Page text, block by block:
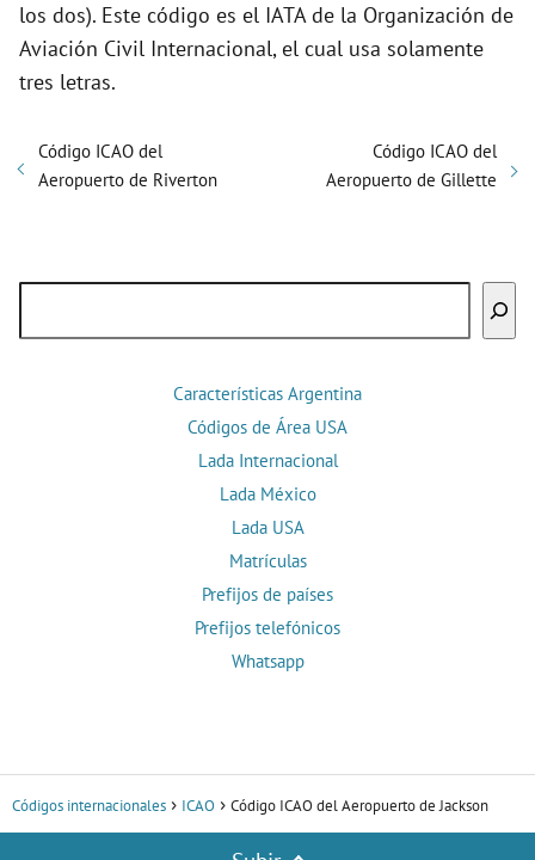
los dos). Este código es el IATA de la Organización de
Aviación Civil Internacional, el cual usa solamente
tres letras.
Código ICAO del
Aeropuerto de Riverton
Código ICAO del
Aeropuerto de Gillette
Características Argentina
Códigos de Área USA
Lada Internacional
Lada México
Lada USA
Matrículas
Prefijos de países
Prefijos telefónicos
Whatsapp
Códigos internacionales ICAO Código ICAO del Aeropuerto de Jackson